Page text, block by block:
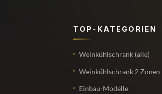
TOP-KATEGORIEN
Weinkühlschrank (alle)
Weinkühlschrank 2 Zonen
Einbau-Modelle